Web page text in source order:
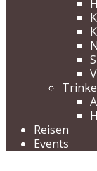
Reisen
Events